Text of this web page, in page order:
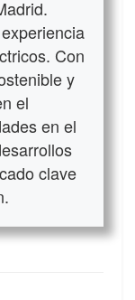
Con
y
el
en el
clave